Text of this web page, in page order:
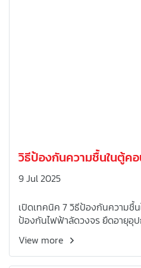
วิธีป้องกันความชื้นในตู้คอ
9 Jul 2025
เปิดเทคนิค 7 วิธีป้องกันความชื้
ป้องกันไฟฟ้าลัดวงจร ยืดอายุอุ
View more